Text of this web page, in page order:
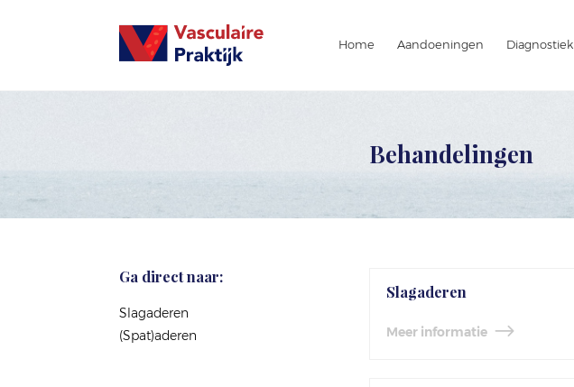
Home Aandoeningen Diagnostiek
Behandelingen
Ga direct naar:
Slagaderen
(Spat)aderen
Slagaderen
Meer informatie